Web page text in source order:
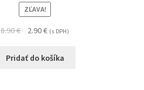
ZĽAVA!
8.90€ 2.90€ (s DPH)
Pridať do košíka